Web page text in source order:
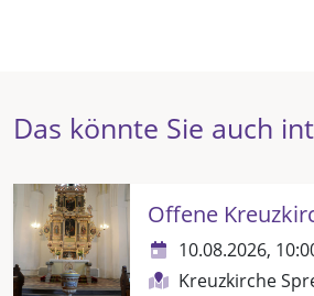
Das könnte Sie auch
Offene
10.08.2026,
Kreuzkirche